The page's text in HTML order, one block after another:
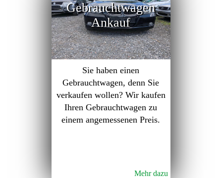
Gebrauchtwagen
Ankauf
Sie haben einen
Gebrauchtwagen, denn Sie
verkaufen wollen? Wir kaufen
Ihren Gebrauchtwagen zu
einem angemessenen Preis.
Mehr dazu